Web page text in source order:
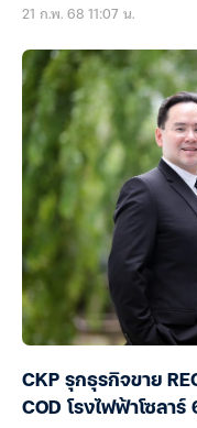
21 ก.พ. 68 11:07 น.
CKP รุกธุรกิจขาย
COD โรงไฟฟ้าโซลา